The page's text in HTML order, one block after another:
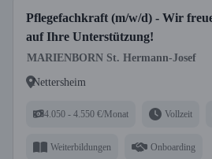
Pflegefachkraft (m/w/d) - Wir
auf Ihre Unterstützung!
MARIENBORN St. Hermann-Josef
Nettersheim
4.050 - 4.550 €/Monat Vollzeit
Weiterbildungen Onboarding